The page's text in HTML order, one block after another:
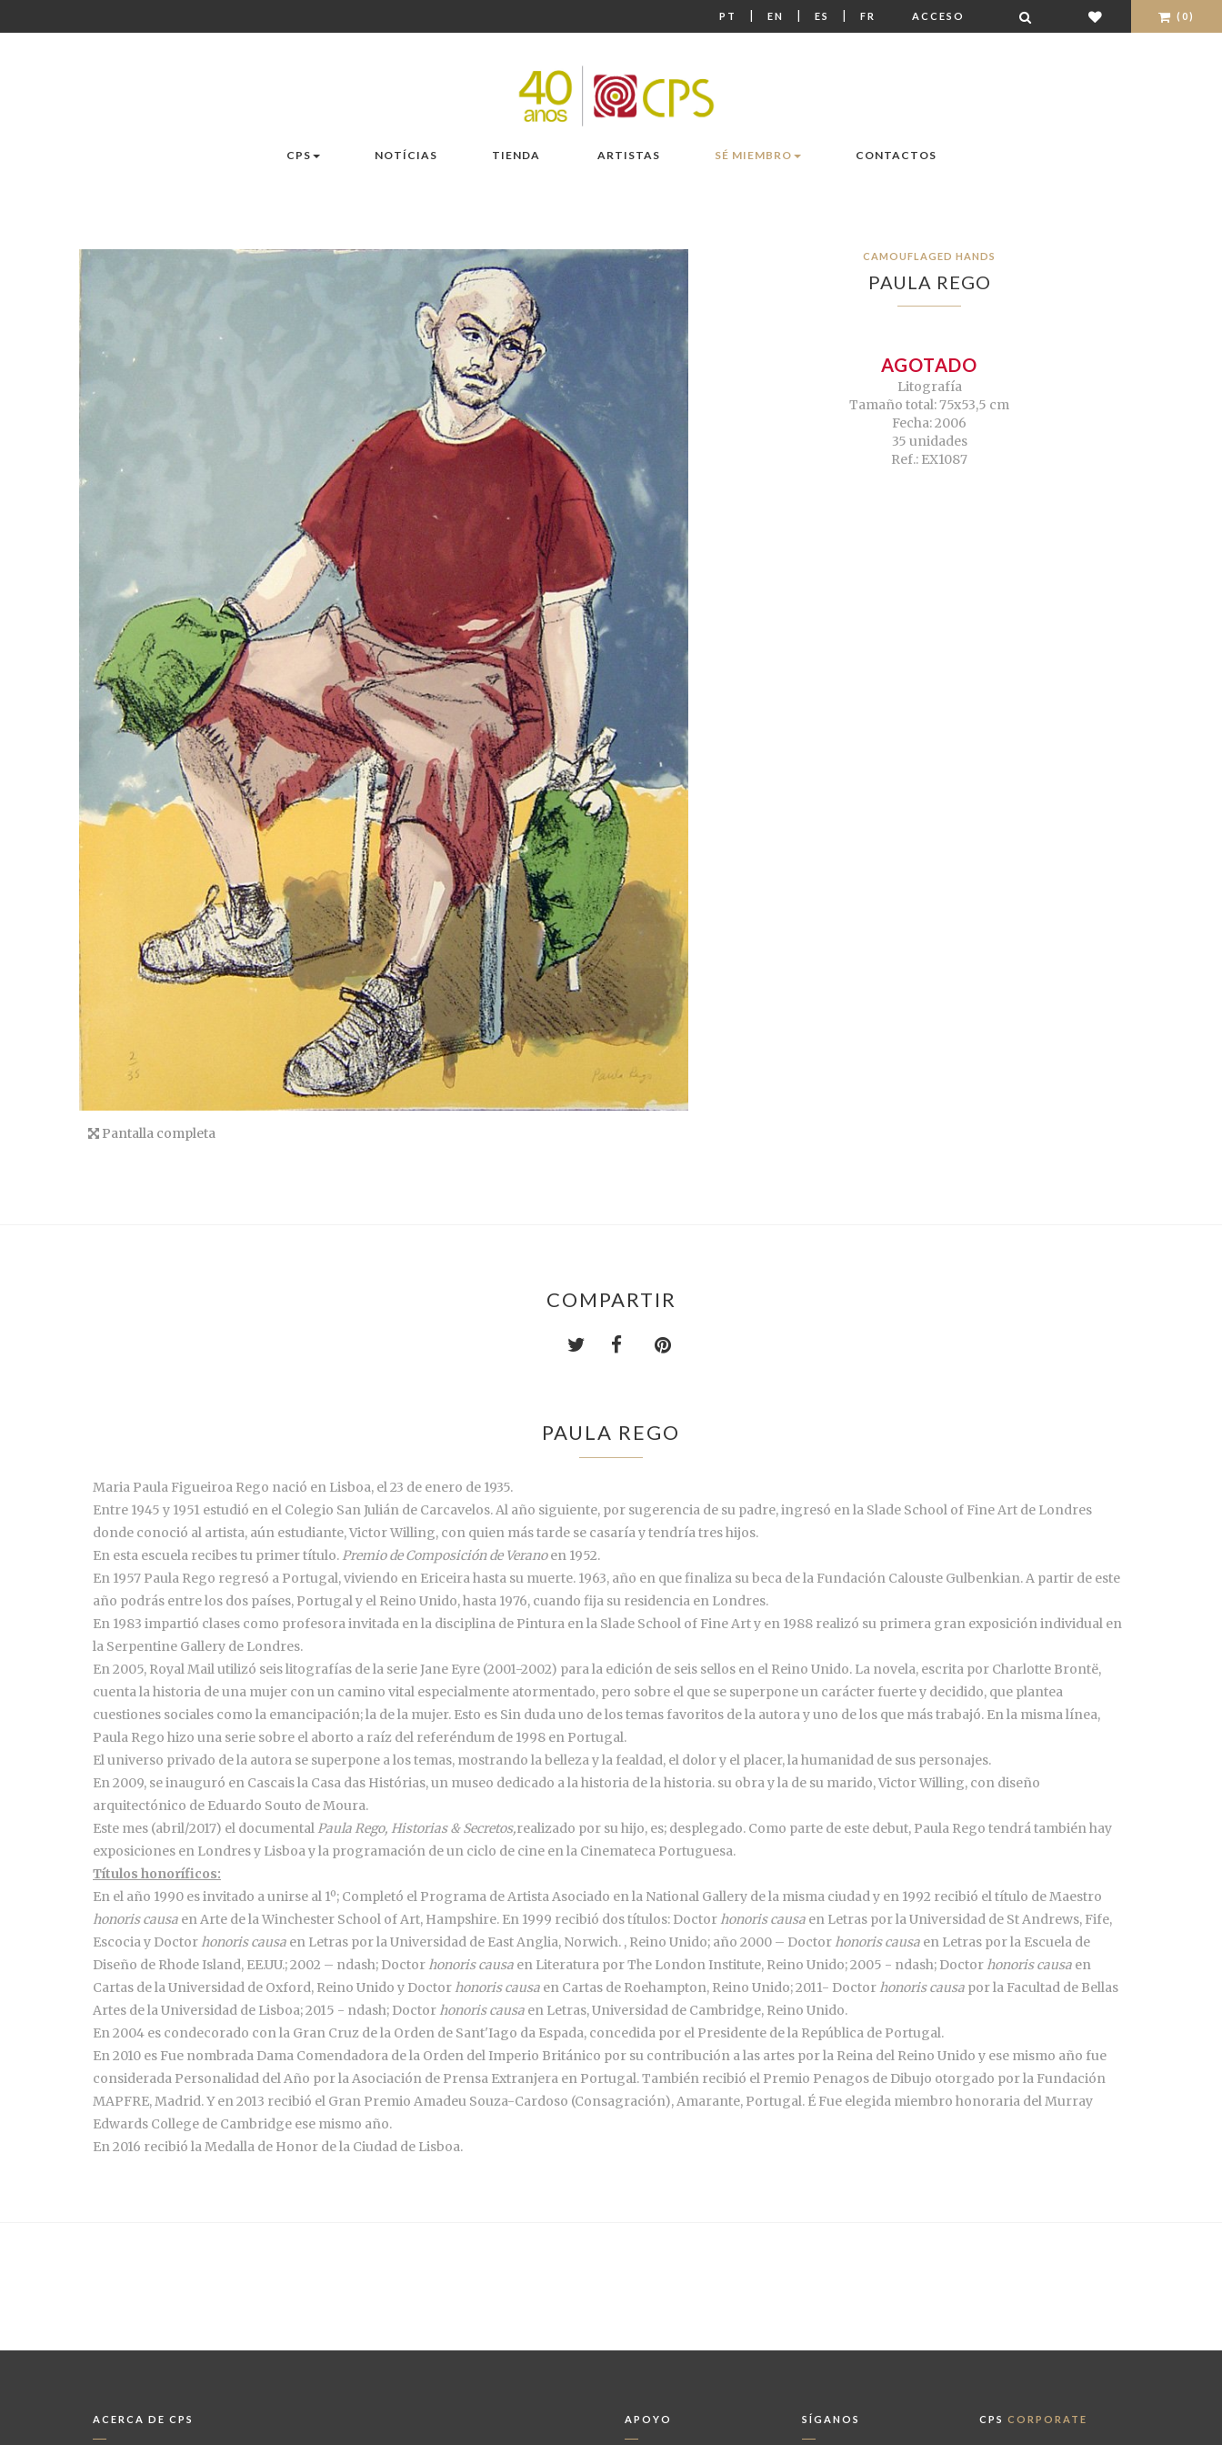
PT | EN | ES | FR ACCESO (0)
CPS NOTÍCIAS TIENDA ARTISTAS SÉ MIEMBRO CONTACTOS
Pantalla completa
CAMOUFLAGED HANDS
PAULA REGO
AGOTADO
Litografía
Tamaño total: 75x53,5 cm
Fecha: 2006
35 unidades
Ref.: EX1087
COMPARTIR
PAULA REGO
Maria Paula Figueiroa Rego nació en Lisboa, el 23 de enero de 1935.
Entre 1945 y 1951 estudió en el Colegio San Julián de Carcavelos. Al año siguiente, por sugerencia de su padre, ingresó en la Slade School of Fine Art de Londres
donde conoció al artista, aún estudiante, Victor Willing, con quien más tarde se casaría y tendría tres hijos.
En esta escuela recibes tu primer título.Premio de Composición de Veranoen 1952.
En 1957 Paula Rego regresó a Portugal, viviendo en Ericeira hasta su muerte. 1963, año en que finaliza su beca de la Fundación Calouste Gulbenkian. A partir de este
año podrás entre los dos países, Portugal y el Reino Unido, hasta 1976, cuando fija su residencia en Londres.
En 1983 impartió clases como profesora invitada en la disciplina de Pintura en la Slade School of Fine Art y en 1988 realizó su primera gran exposición individual en
la Serpentine Gallery de Londres.
En 2005, Royal Mail utilizó seis litografías de la serie Jane Eyre (2001-2002) para la edición de seis sellos en el Reino Unido. La novela, escrita por Charlotte Brontë,
cuenta la historia de una mujer con un camino vital especialmente atormentado, pero sobre el que se superpone un carácter fuerte y decidido, que plantea
cuestiones sociales como la emancipación; la de la mujer. Esto es Sin duda uno de los temas favoritos de la autora y uno de los que más trabajó. En la misma línea,
Paula Rego hizo una serie sobre el aborto a raíz del referéndum de 1998 en Portugal.
El universo privado de la autora se superpone a los temas, mostrando la belleza y la fealdad, el dolor y el placer, la humanidad de sus personajes.
En 2009, se inauguró en Cascais la Casa das Histórias, un museo dedicado a la historia de la historia. su obra y la de su marido, Victor Willing, con diseño
arquitectónico de Eduardo Souto de Moura.
Este mes (abril/2017) el documentalPaula Rego, Historias & Secretos,realizado por su hijo, es; desplegado. Como parte de este debut, Paula Rego tendrá también hay
exposiciones en Londres y Lisboa y la programación de un ciclo de cine en la Cinemateca Portuguesa.
Títulos honoríficos:
En el año 1990 es invitado a unirse al 1º; Completó el Programa de Artista Asociado en la National Gallery de la misma ciudad y en 1992 recibió el título de Maestro
honoris causa en Arte de la Winchester School of Art, Hampshire. En 1999 recibió dos títulos: Doctor honoris causa en Letras por la Universidad de St Andrews, Fife,
Escocia y Doctor honoris causa en Letras por la Universidad de East Anglia, Norwich. , Reino Unido; año 2000 – Doctor honoris causa en Letras por la Escuela de
Diseño de Rhode Island, EE.UU.; 2002 – ndash; Doctor honoris causa en Literatura por The London Institute, Reino Unido; 2005 - ndash; Doctor honoris causa en
Cartas de la Universidad de Oxford, Reino Unido y Doctor honoris causa en Cartas de Roehampton, Reino Unido; 2011- Doctor honoris causa por la Facultad de Bellas
Artes de la Universidad de Lisboa; 2015 - ndash; Doctor honoris causa en Letras, Universidad de Cambridge, Reino Unido.
En 2004 es condecorado con la Gran Cruz de la Orden de Sant'Iago da Espada, concedida por el Presidente de la República de Portugal.
En 2010 es Fue nombrada Dama Comendadora de la Orden del Imperio Británico por su contribución a las artes por la Reina del Reino Unido y ese mismo año fue
considerada Personalidad del Año por la Asociación de Prensa Extranjera en Portugal. También recibió el Premio Penagos de Dibujo otorgado por la Fundación
MAPFRE, Madrid. Y en 2013 recibió el Gran Premio Amadeu Souza-Cardoso (Consagración), Amarante, Portugal. É Fue elegida miembro honoraria del Murray
Edwards College de Cambridge ese mismo año.
En 2016 recibió la Medalla de Honor de la Ciudad de Lisboa.
ACERCA DE CPS APOYO SÍGANOS CPS CORPORATE